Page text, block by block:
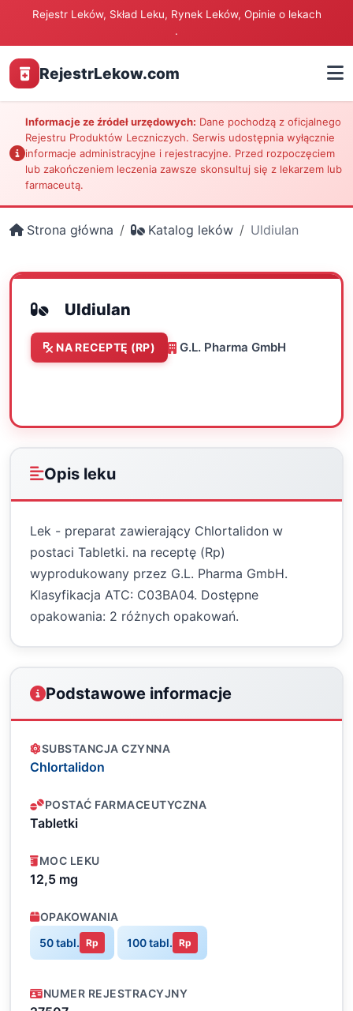
Rejestr Leków, Skład Leku, Rynek Leków, Opinie o lekach
.
RejestrLekow.com
Informacje ze źródeł urzędowych: Dane pochodzą z oficjalnego
Rejestru Produktów Leczniczych. Serwis udostępnia wyłącznie
informacje administracyjne i rejestracyjne. Przed rozpoczęciem
lub zakończeniem leczenia zawsze skonsultuj się z lekarzem lub
farmaceutą.
Strona główna Katalog leków Uldiulan
Uldiulan
NA RECEPTĘ (RP) G.L. Pharma GmbH
Opis leku
Lek - preparat zawierający Chlortalidon w
postaci Tabletki. na receptę (Rp)
wyprodukowany przez G.L. Pharma GmbH.
Klasyfikacja ATC: C03BA04. Dostępne
opakowania: 2 różnych opakowań.
Podstawowe informacje
SUBSTANCJA CZYNNA
Chlortalidon
POSTAĆ FARMACEUTYCZNA
Tabletki
MOC LEKU
12,5 mg
OPAKOWANIA
50 tabl. Rp 100 tabl. Rp
NUMER REJESTRACYJNY